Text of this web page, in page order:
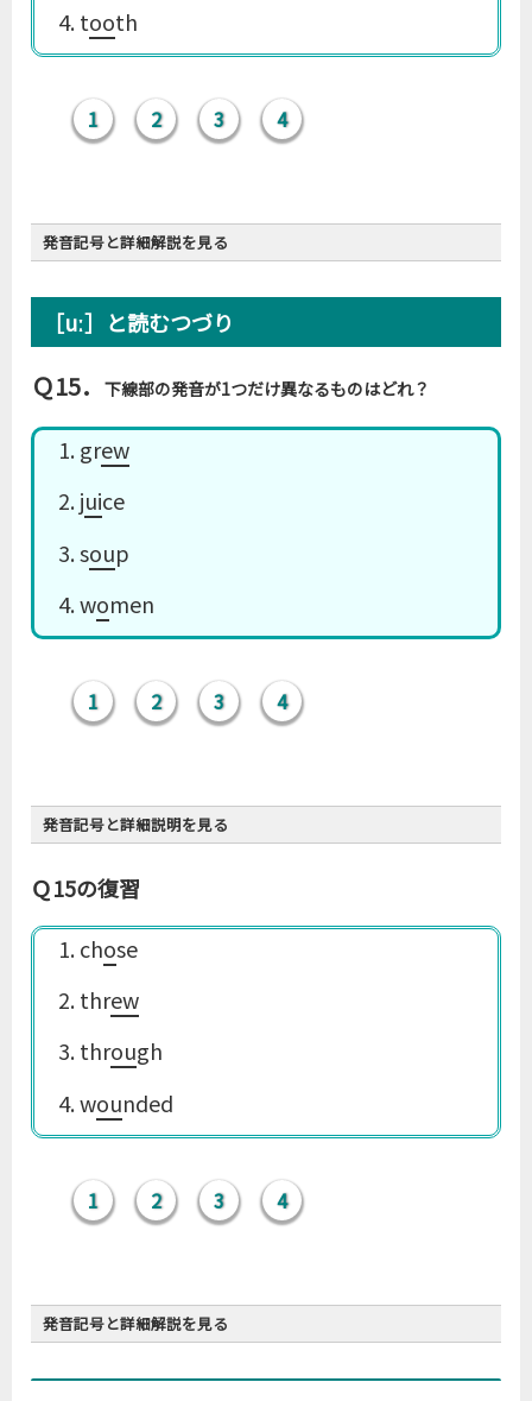
4. tooth
1 2 3 4
発音記号と詳細解説を見る
ルール14(再掲)
-oo- は原則的に［uː］だが、ときどき［u］で、ま
れに［ʌ］
［uː］と読むつづり
Ｑ15． 下線部の発音が1つだけ異なるものはどれ？
1. grew
2. juice
3. soup
4. women
1 2 3 4
発音記号と詳細説明を見る
ルール15
［uː］と読むつづりは多いので、原則と例外を区別
Ｑ15の復習
1. chose
2. threw
3. through
4. wounded
1 2 3 4
発音記号と詳細解説を見る